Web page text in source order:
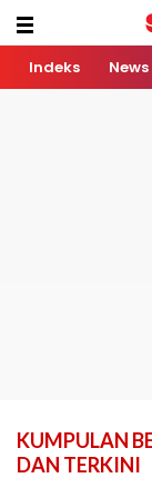
Indeks News
KUMPULAN
DAN TERKINI